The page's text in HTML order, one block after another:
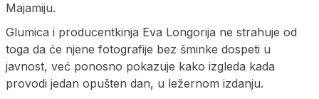
Majamiju.
Glumica i producentkinja Eva Longorija ne strahuje od
toga da će njene fotografije bez šminke dospeti u
javnost, već ponosno pokazuje kako izgleda kada
provodi jedan opušten dan, u ležernom izdanju.